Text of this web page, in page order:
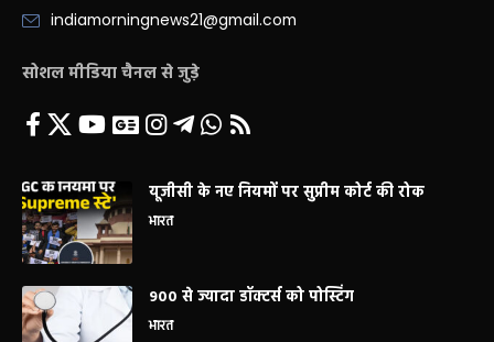
indiamorningnews21@gmail.com
सोशल मीडिया चैनल से जुड़े
यूजीसी के नए नियमों पर सुप्रीम कोर्ट की रोक
भारत
900 से ज्यादा डॉक्टर्स को पोस्टिंग
भारत